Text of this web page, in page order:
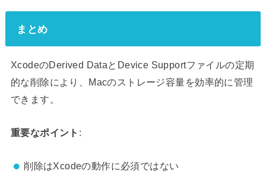
まとめ
XcodeのDerived DataとDevice Supportファイルの定期
的な削除により、Macのストレージ容量を効率的に管理
できます。
重要なポイント :
削除はXcodeの動作に必須ではない